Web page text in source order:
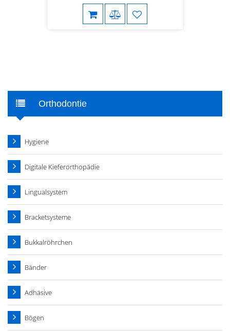
Orthodontie
Hygiene
Digitale Kieferorthopädie
Lingualsystem
Bracketsysteme
Bukkalröhrchen
Bänder
Adhäsive
Bögen